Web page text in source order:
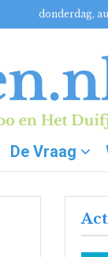
donderdag,
De Vraag